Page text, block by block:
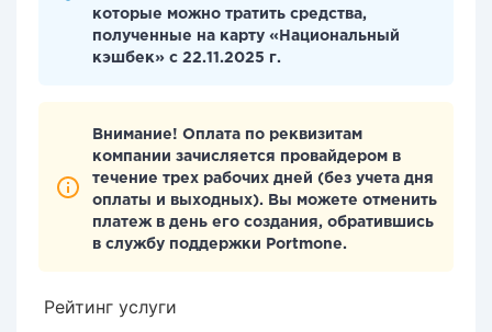
которые можно тратить средства,
полученные на карту «Национальный
кэшбек» с 22.11.2025 г.
Внимание! Оплата по реквизитам
компании зачисляется провайдером в
течение трех рабочих дней (без учета дня
оплаты и выходных). Вы можете отменить
платеж в день его создания, обратившись
в службу поддержки Portmone.
Рейтинг услуги